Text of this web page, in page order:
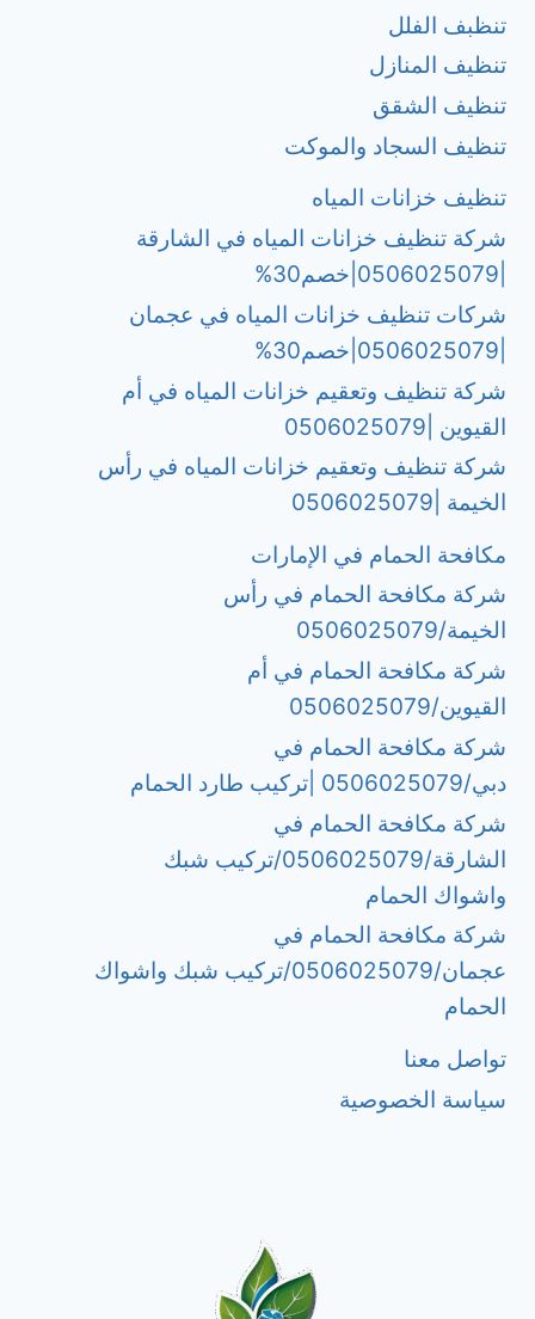
تنظبف الفلل
تنظيف المنازل
تنظيف الشقق
تنظيف السجاد والموكت
تنظيف خزانات المياه
شركة تنظيف خزانات المياه في الشارقة
شركات تنظيف خزانات المياه في عجمان
شركة تنظيف وتعقيم خزانات المياه في أم
القيوين |0506025079
شركة تنظيف وتعقيم خزانات المياه في رأس
الخيمة |0506025079
مكافحة الحمام في الإمارات
شركة مكافحة الحمام في رأس
الخيمة/0506025079
شركة مكافحة الحمام في أم
القيوين/0506025079
شركة مكافحة الحمام في
دبي/0506025079 |تركيب طارد الحمام
شركة مكافحة الحمام في
الشارقة/0506025079/تركيب شبك
واشواك الحمام
شركة مكافحة الحمام في
عجمان/0506025079/تركيب شبك واشواك
الحمام
تواصل معنا
سياسة الخصوصية